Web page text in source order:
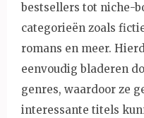
bestsellers tot niche-
categorieën zoals
romans en meer.
eenvoudig bladeren
genres, waardoor ze
interessante titels